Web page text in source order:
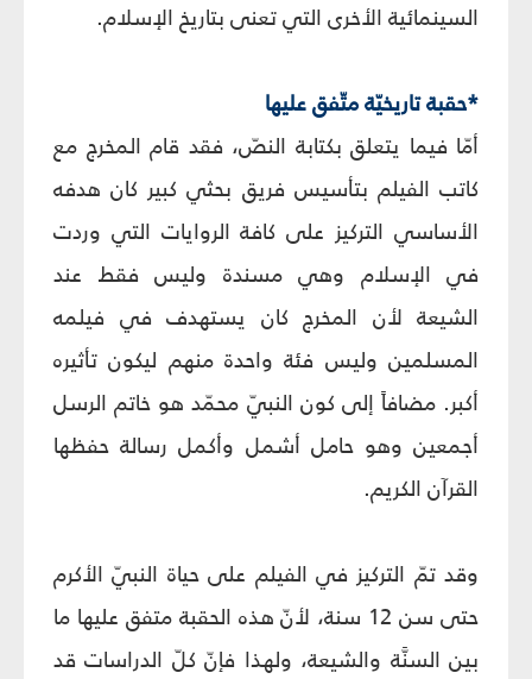
السينمائية الأخرى التي تعنى بتاريخ الإسلام.
*حقبة تاريخيّة متّفق عليها
أمّا فيما يتعلق بكتابة النصّ، فقد قام المخرج مع
كاتب الفيلم بتأسيس فريق بحثي كبير كان هدفه
الأساسي التركيز على كافة الروايات التي وردت
في الإسلام وهي مسندة وليس فقط عند
الشيعة لأن المخرج كان يستهدف في فيلمه
المسلمين وليس فئة واحدة منهم ليكون تأثيره
أكبر. مضافاً إلى كون النبيّ محمّد هو خاتم الرسل
أجمعين وهو حامل أشمل وأكمل رسالة حفظها
القرآن الكريم.
وقد تمّ التركيز في الفيلم على حياة النبيّ الأكرم
حتى سن 12 سنة، لأنّ هذه الحقبة متفق عليها ما
بين السنَّة والشيعة، ولهذا فإنّ كلّ الدراسات قد